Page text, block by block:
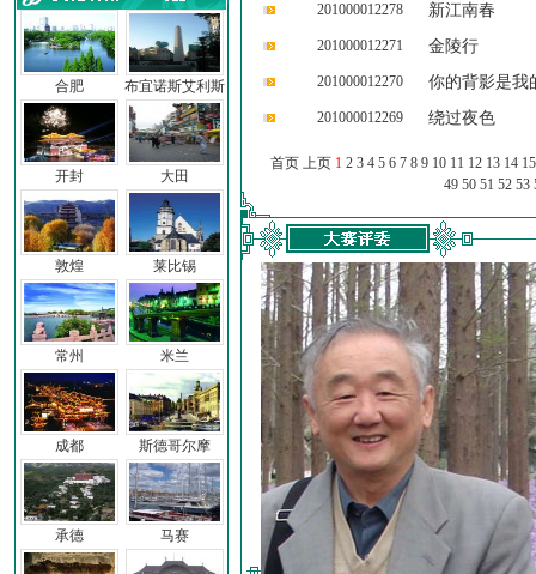
合肥
开封
敦煌
常州
成都
承德
布宜诺斯艾利斯
大田
莱比锡
米兰
斯德哥尔摩
马赛
201000012278 新江南春
201000012271 金陵行
201000012270 你的背影是我
201000012269 绕过夜色
首页 上页 1 2 3 4 5 6 7 8 9 10 11 12 13 14 15
49 50 51 52 53